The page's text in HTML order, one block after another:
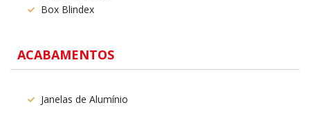
Box Blindex
ACABAMENTOS
Janelas de Alumínio